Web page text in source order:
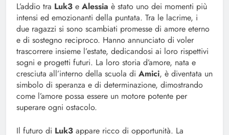
L’addio tra Luk3 e Alessia è stato uno dei momenti più
intensi ed emozionanti della puntata. Tra le lacrime, i
due ragazzi si sono scambiati promesse di amore eterno
e di sostegno reciproco. Hanno annunciato di voler
trascorrere insieme l’estate, dedicandosi ai loro rispettivi
sogni e progetti futuri. La loro storia d’amore, nata e
cresciuta all’interno della scuola di Amici, è diventata un
simbolo di speranza e di determinazione, dimostrando
come l’amore possa essere un motore potente per
superare ogni ostacolo.
Il futuro di Luk3 appare ricco di opportunità. La